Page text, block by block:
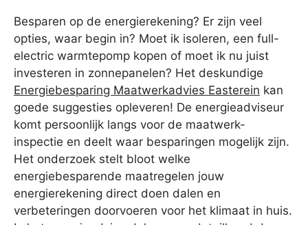
Besparen op de energierekening? Er zijn veel
opties, waar begin in? Moet ik isoleren, een full-
electric warmtepomp kopen of moet ik nu juist
investeren in zonnepanelen? Het deskundige
Energiebesparing Maatwerkadvies Easterein kan
goede suggesties opleveren! De energieadviseur
komt persoonlijk langs voor de maatwerk-
inspectie en deelt waar besparingen mogelijk zijn.
Het onderzoek stelt bloot welke
energiebesparende maatregelen jouw
energierekening direct doen dalen en
verbeteringen doorvoeren voor het klimaat in huis.